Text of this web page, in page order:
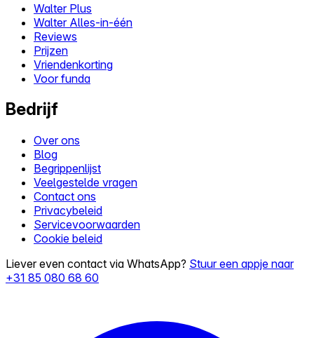
Walter Plus
Walter Alles-in-één
Reviews
Prijzen
Vriendenkorting
Voor funda
Bedrijf
Over ons
Blog
Begrippenlijst
Veelgestelde vragen
Contact ons
Privacybeleid
Servicevoorwaarden
Cookie beleid
Liever even contact via WhatsApp? Stuur een appje naar
+31 85 080 68 60